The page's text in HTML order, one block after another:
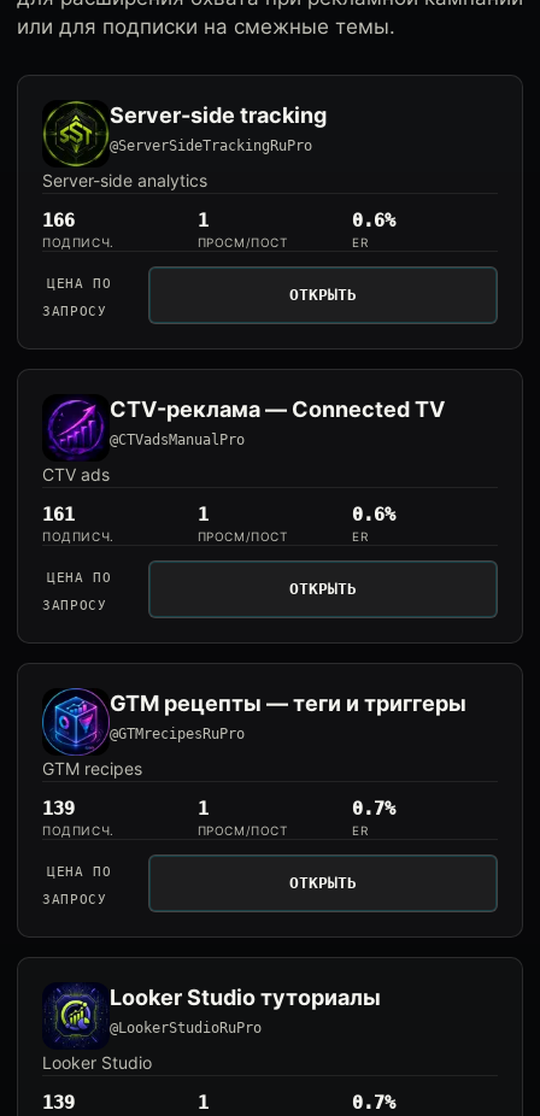
или для подписки на смежные темы.
Server-side tracking
@ServerSideTrackingRuPro
Server-side analytics
166
ПОДПИСЧ.
1
ПРОСМ/ПОСТ
0.6%
ER
ЦЕНА ПО
ЗАПРОСУ
ОТКРЫТЬ
CTV-реклама — Connected TV
@CTVadsManualPro
CTV ads
161
ПОДПИСЧ.
1
ПРОСМ/ПОСТ
0.6%
ER
ЦЕНА ПО
ЗАПРОСУ
ОТКРЫТЬ
GTM рецепты — теги и триггеры
@GTMrecipesRuPro
GTM recipes
139
ПОДПИСЧ.
1
ПРОСМ/ПОСТ
0.7%
ER
ЦЕНА ПО
ЗАПРОСУ
ОТКРЫТЬ
Looker Studio туториалы
@LookerStudioRuPro
Looker Studio
139 1 0.7%